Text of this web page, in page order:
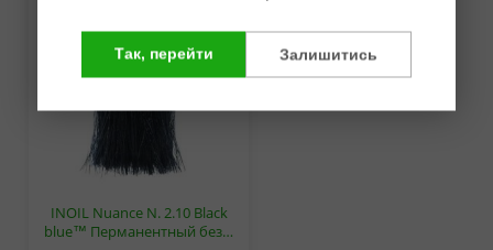
INOIL Nuance N. 2.10 Black
blue™ Перманентный без…
Так, перейти Залишитись